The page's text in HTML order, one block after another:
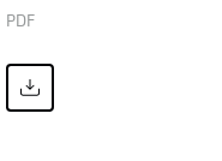
PDF